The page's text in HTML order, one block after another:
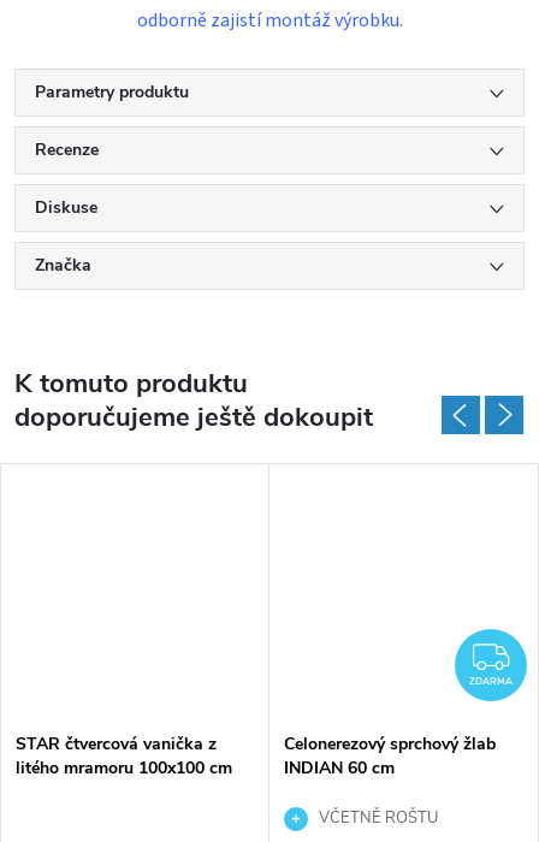
odborně zajistí montáž výrobku.
Parametry produktu
Recenze
Diskuse
Značka
K tomuto produktu
doporučujeme ještě dokoupit
STAR čtvercová vanička z
litého mramoru 100x100 cm
ZDARMA
Celonerezový sprchový žlab
INDIAN 60 cm
VČETNĚ ROŠTU